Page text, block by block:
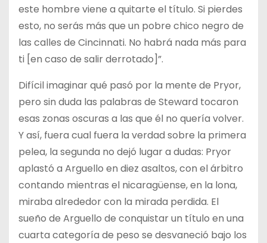
este hombre viene a quitarte el título. Si pierdes
esto, no serás más que un pobre chico negro de
las calles de Cincinnati. No habrá nada más para
ti [en caso de salir derrotado]”.
Difícil imaginar qué pasó por la mente de Pryor,
pero sin duda las palabras de Steward tocaron
esas zonas oscuras a las que él no quería volver.
Y así, fuera cual fuera la verdad sobre la primera
pelea, la segunda no dejó lugar a dudas: Pryor
aplastó a Arguello en diez asaltos, con el árbitro
contando mientras el nicaragüense, en la lona,
miraba alrededor con la mirada perdida. El
sueño de Arguello de conquistar un título en una
cuarta categoría de peso se desvaneció bajo los